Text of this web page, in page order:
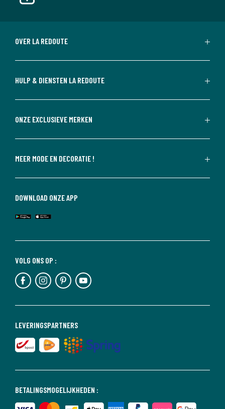
OVER LA REDOUTE
HULP & DIENSTEN LA REDOUTE
ONZE EXCLUSIEVE MERKEN
MEER MODE EN DECORATIE !
BETALINGSMOGELIJKHEDEN :
LEVERINGSPARTNERS
VOLG ONS OP :
DOWNLOAD ONZE APP